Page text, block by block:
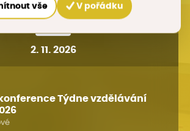
Detail události
2. 11. 2026
Týdne vzdělávání
vše V pořádku